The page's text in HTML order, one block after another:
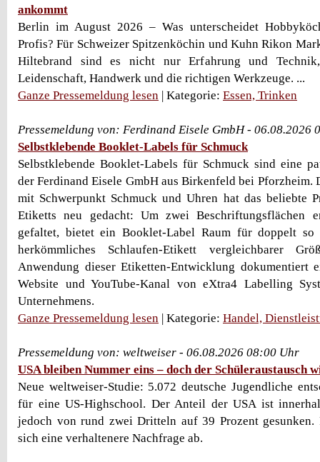
ankommt
Berlin im August 2026 – Was unterscheidet
Profis? Für Schweizer Spitzenköchin und Kuhn Rikon
Hiltebrand sind es nicht nur Erfahrung und
Leidenschaft, Handwerk und die richtigen Werkzeuge. ...
Ganze Pressemeldung lesen | Kategorie: Essen, Trinken
Pressemeldung von: Ferdinand Eisele GmbH - 06.08.2026
Selbstklebende Booklet-Labels für Schmuck
Selbstklebende Booklet-Labels für Schmuck sind eine
der Ferdinand Eisele GmbH aus Birkenfeld bei Pforzheim.
mit Schwerpunkt Schmuck und Uhren hat das beliebte
Etiketts neu gedacht: Um zwei Beschriftungsflächen
gefaltet, bietet ein Booklet-Label Raum für doppelt
herkömmliches Schlaufen-Etikett vergleichbarer
Anwendung dieser Etiketten-Entwicklung dokumentiert
Website und YouTube-Kanal von eXtra4 Labelling
Unternehmens.
Ganze Pressemeldung lesen | Kategorie: Handel,
Pressemeldung von: weltweiser - 06.08.2026 08:00 Uhr
USA bleiben Nummer eins – doch der Schüleraustausch
Neue weltweiser-Studie: 5.072 deutsche Jugendliche
für eine US-Highschool. Der Anteil der USA ist
jedoch von rund zwei Dritteln auf 39 Prozent gesunken.
sich eine verhaltenere Nachfrage ab.